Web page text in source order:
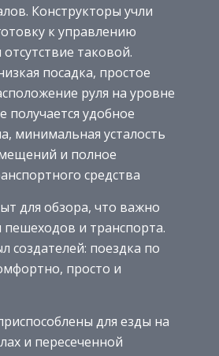
Конструкторы учли
к управлению
таковой.
посадка, простое
руля на уровне
получается удобное
минимальная усталость
и полное
средства
для обзора, что важно
пешеходов и транспорта.
создателей: поездка по
просто и
для езды на
и пересеченной